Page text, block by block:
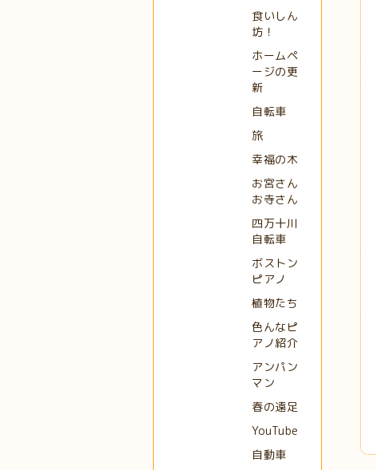
食いしん
坊！
ホームペ
ージの更
新
自転車
旅
幸福の木
お宮さん
お寺さん
四万十川
自転車
ボストン
ピアノ
植物たち
色んなピ
アノ紹介
アンパン
マン
春の遠足
YouTube
自動車